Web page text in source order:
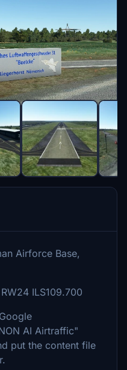
Airforce Base,
ILS109.700
AI Airtraffic"
put the content file